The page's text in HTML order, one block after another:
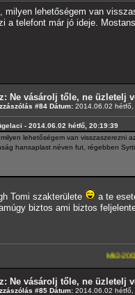
milyen lehetőségem van
a telefont már jó ideje.
Ne vásárolj tőle, ne üzletelj
#84 Dátum: 2014.06.02
- 2014.06.02 hétfő, 20:19:39
lehetőségem van visszaszerezni
hansaplast néven fut, régebben
Tomi szakterülete
a te
biztos ami biztos
Mk3-2002-2,5-V6---A4-
Ne vásárolj tőle, ne üzletelj
#85 Dátum: 2014.06.02